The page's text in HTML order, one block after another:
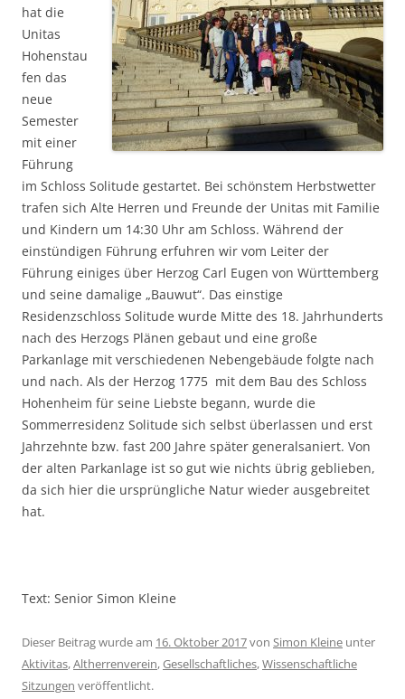
hat die
Unitas
Hohenstau
fen das
neue
Semester
mit einer
Führung
im Schloss Solitude gestartet. Bei schönstem Herbstwetter
trafen sich Alte Herren und Freunde der Unitas mit Familie
und Kindern um 14:30 Uhr am Schloss. Während der
einstündigen Führung erfuhren wir vom Leiter der
Führung einiges über Herzog Carl Eugen von Württemberg
und seine damalige „Bauwut“. Das einstige
Residenzschloss Solitude wurde Mitte des 18. Jahrhunderts
nach des Herzogs Plänen gebaut und eine große
Parkanlage mit verschiedenen Nebengebäude folgte nach
und nach. Als der Herzog 1775 mit dem Bau des Schloss
Hohenheim für seine Liebste begann, wurde die
Sommerresidenz Solitude sich selbst überlassen und erst
Jahrzehnte bzw. fast 200 Jahre später generalsaniert. Von
der alten Parkanlage ist so gut wie nichts übrig geblieben,
da sich hier die ursprüngliche Natur wieder ausgebreitet
hat.
Text: Senior Simon Kleine
Dieser Beitrag wurde am 16. Oktober 2017von Simon Kleine unter
Aktivitas,Altherrenverein,Gesellschaftliches,Wissenschaftliche
Sitzungen veröffentlicht.